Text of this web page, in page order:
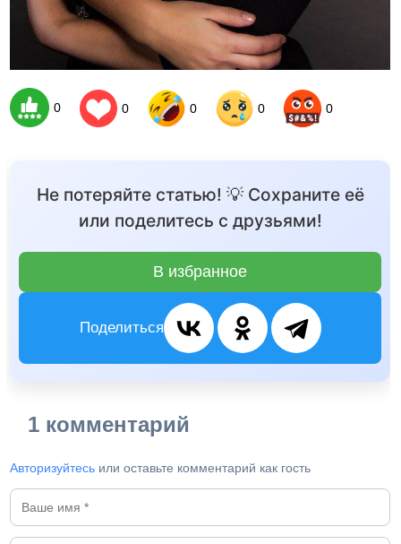
0 0 0 0 0
Не потеряйте статью! 💡 Сохраните её
или поделитесь с друзьями!
В избранное
Поделиться
1 комментарий
Авторизуйтесь или оставьте комментарий как гость